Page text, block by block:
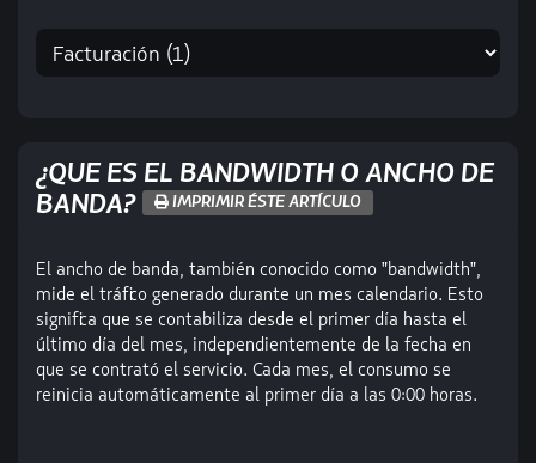
¿QUE ES EL BANDWIDTH O ANCHO DE
BANDA?
IMPRIMIR ÉSTE ARTÍCULO
El ancho de banda, también conocido como "bandwidth",
mide el tráfico generado durante un mes calendario. Esto
significa que se contabiliza desde el primer día hasta el
último día del mes, independientemente de la fecha en
que se contrató el servicio. Cada mes, el consumo se
reinicia automáticamente al primer día a las 0:00 horas.